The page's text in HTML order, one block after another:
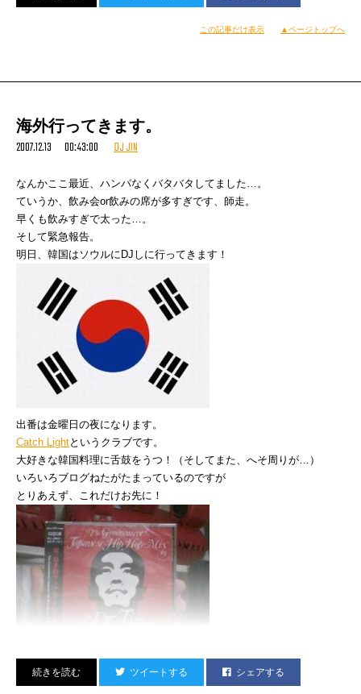
オレらの衣装を勝手に身につけて出てきやがった。
（参考画像）
いえーい！
おしっこを我慢しながらがんばった。
12/10（月）
なにしてたかわすれた
作詞、子育てなど
まずはそちらで、軽く昇天しちゃってください。
例によって、こんな人にも会った。
（2007年12月12日19時36分）
あちらのブログではすでにアップ済み。
http://ameblo.jp/100nen/entry-10059926779.html
もはやこれ、言わば「慣習として」シリーズですね。
（宇多丸）
この記事だけ表示 ▲ページトップへ
海外行ってきます。
2007.12.13 00:43:00 DJ JIN
なんかここ最近、ハンパなくバタバタしてました…。
ていうか、飲み会or飲みの席が多すぎです、師走。
早くも飲みすぎで太った…。
そして緊急報告。
明日、韓国はソウルにDJしに行ってきます！
出番は金曜日の夜になります。
Catch Lightというクラブです。
大好きな韓国料理に舌鼓をうつ！（そしてまた、へそ周りが…）
いろいろブログねたがたまっているのですが
とりあえず、これだけお先に！
ばんじゃーい！現物でけたー☆
韓国から戻ったら、詳細記します。
ツイートする シェアする